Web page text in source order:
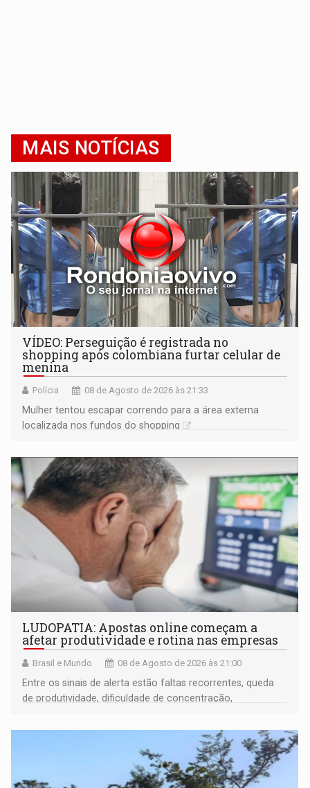
MAIS NOTÍCIAS
VÍDEO: Perseguição é registrada no
shopping após colombiana furtar celular de
menina
Polícia 08 de Agosto de 2026 às 21:33
Mulher tentou escapar correndo para a área externa
localizada nos fundos do shopping
LUDOPATIA: Apostas online começam a
afetar produtividade e rotina nas empresas
Brasil e Mundo 08 de Agosto de 2026 às 21:00
Entre os sinais de alerta estão faltas recorrentes, queda
de produtividade, dificuldade de concentração,